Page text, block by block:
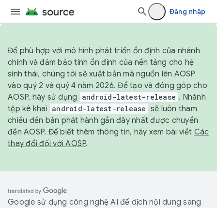
Đăng nhập
Để phù hợp với mô hình phát triển ổn định của nhánh
chính và đảm bảo tính ổn định của nền tảng cho hệ
sinh thái, chúng tôi sẽ xuất bản mã nguồn lên AOSP
vào quý 2 và quý 4 năm 2026. Để tạo và đóng góp cho
AOSP, hãy sử dụng
android-latest-release . Nhánh
tệp kê khai android-latest-release sẽ luôn tham
chiếu đến bản phát hành gần đây nhất được chuyển
đến AOSP. Để biết thêm thông tin, hãy xem bài viết Các
thay đổi đối với AOSP.
Google sử dụng công nghệ AI để dịch nội dung sang